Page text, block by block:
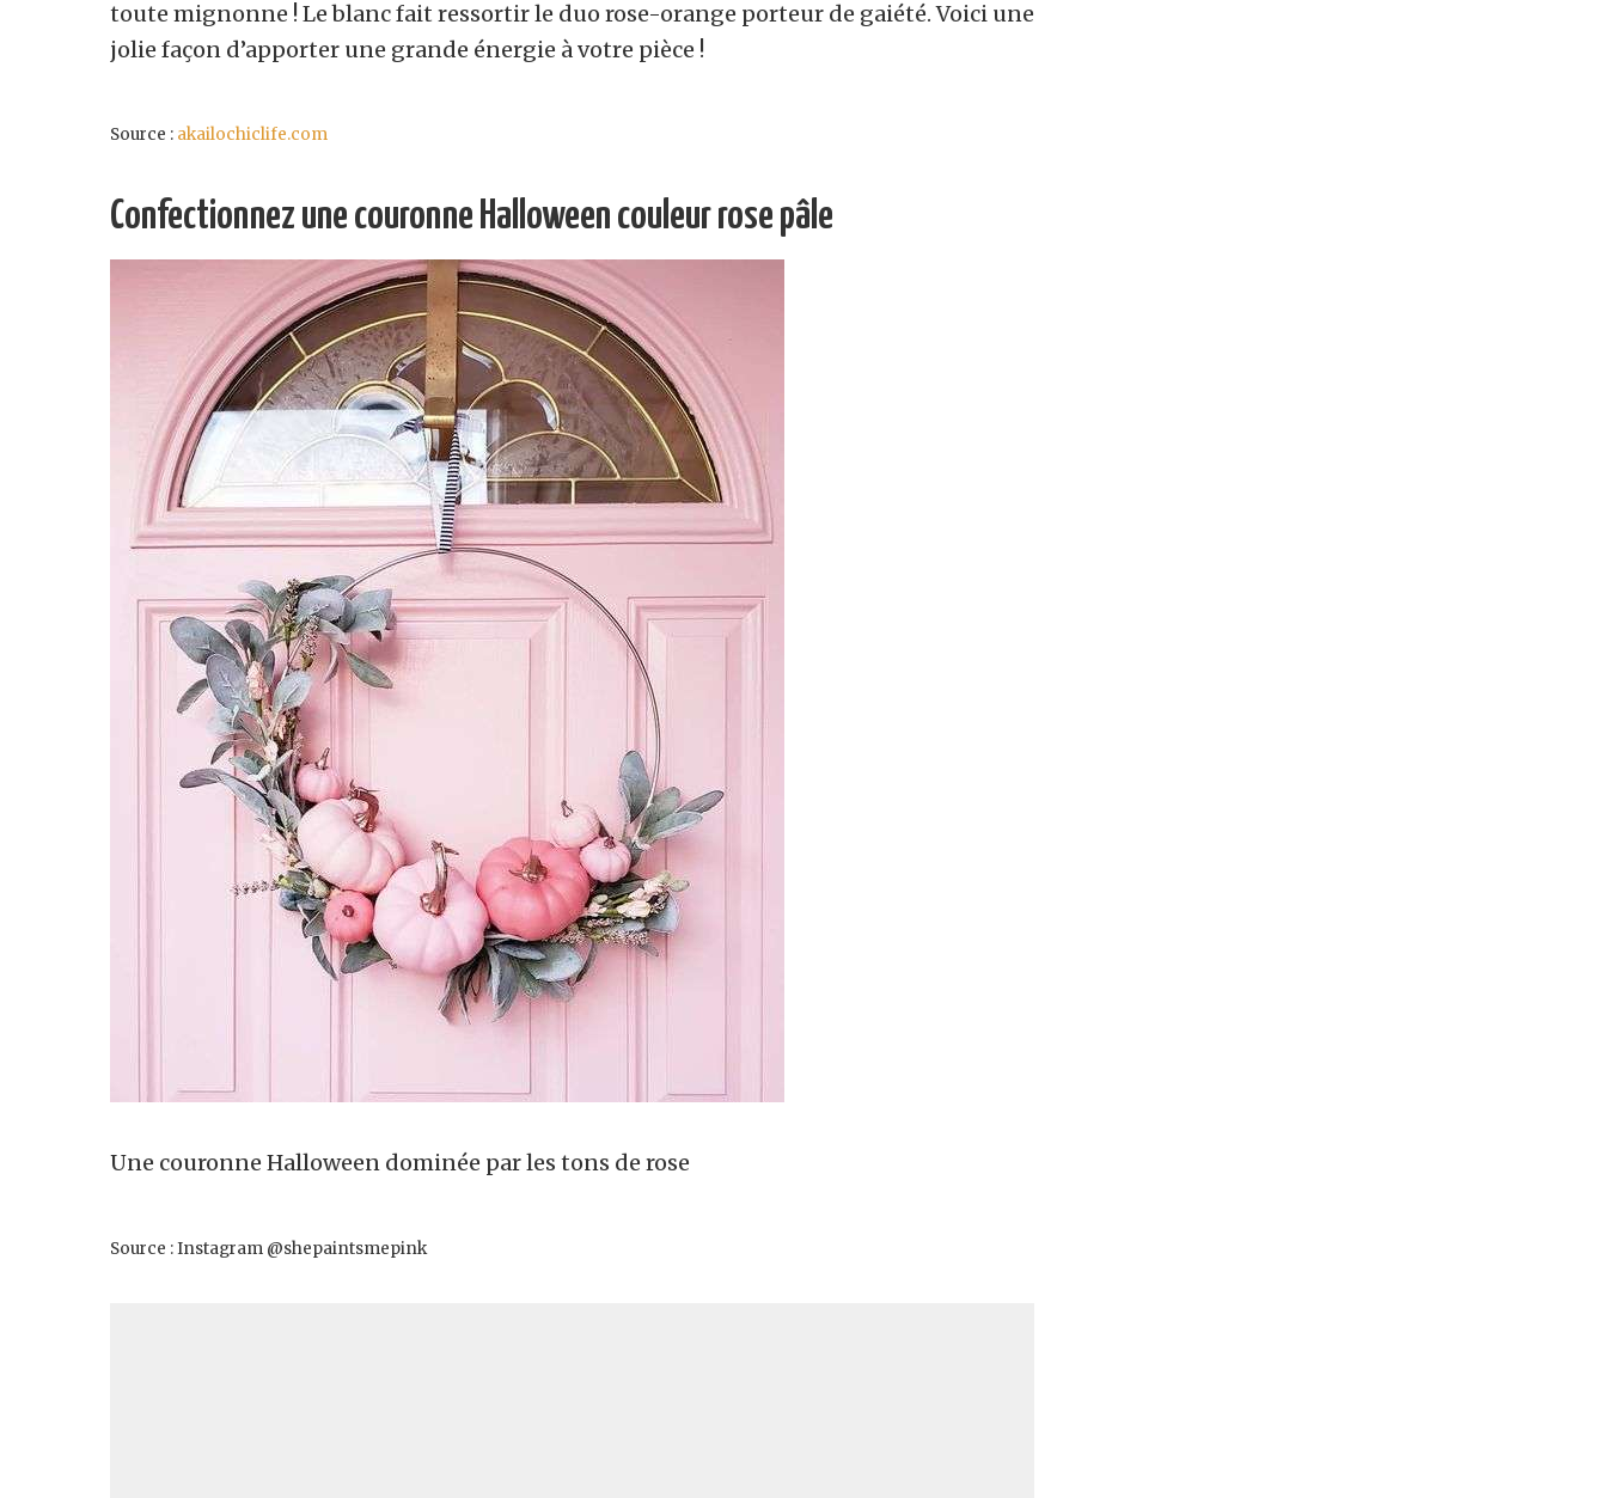
toute mignonne ! Le blanc fait ressortir le duo rose-orange porteur de gaiété. Voici une
jolie façon d’apporter une grande énergie à votre pièce !
Source : akailochiclife.com
Confectionnez une couronne Halloween couleur rose pâle
Une couronne Halloween dominée par les tons de rose
Source : Instagram @shepaintsmepink